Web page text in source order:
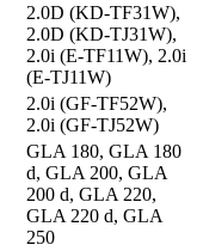
2.0D (KD-TF31W),
2.0D (KD-TJ31W),
2.0i (E-TF11W), 2.0i
(E-TJ11W)
2.0i (GF-TF52W),
2.0i (GF-TJ52W)
GLA 180, GLA 180
d, GLA 200, GLA
200 d, GLA 220,
GLA 220 d, GLA
250